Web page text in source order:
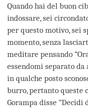
Quando hai del buon
indossare, sei
per questo motivo, sei
momento, senza
meditare pensando
essendomi separato
in qualche posto
burro, pertanto queste
Gorampa disse